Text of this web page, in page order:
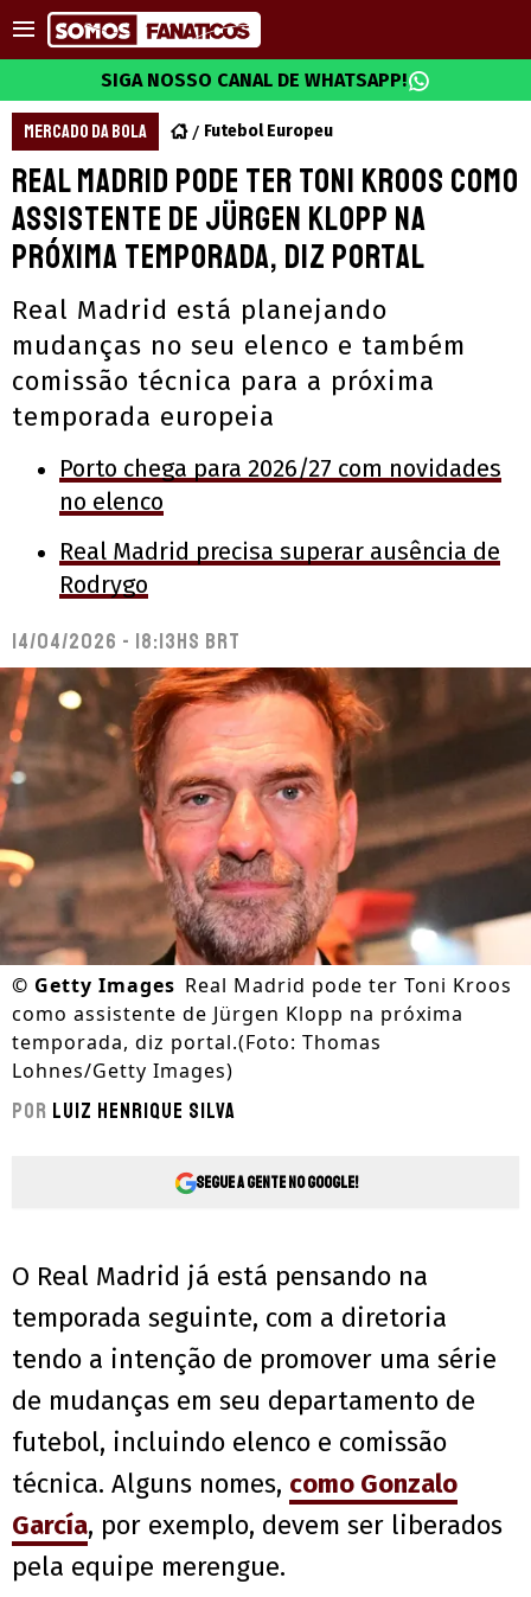
SIGA NOSSO CANAL DE WHATSAPP!
MERCADO DA BOLA Futebol Europeu
Real Madrid pode ter Toni Kroos como
assistente de Jürgen Klopp na
próxima temporada, diz portal
Real Madrid está planejando
mudanças no seu elenco e também
comissão técnica para a próxima
temporada europeia
Porto chega para 2026/27 com novidades
no elenco
Real Madrid precisa superar ausência de
Rodrygo
14/04/2026 - 18:13hs BRT
© Getty Images Real Madrid pode ter Toni Kroos
como assistente de Jürgen Klopp na próxima
temporada, diz portal.(Foto: Thomas
Lohnes/Getty Images)
Por Luiz Henrique Silva
Segue a gente no Google!
O Real Madrid já está pensando na
temporada seguinte, com a diretoria
tendo a intenção de promover uma série
de mudanças em seu departamento de
futebol, incluindo elenco e comissão
técnica. Alguns nomes, como Gonzalo
García, por exemplo, devem ser liberados
pela equipe merengue.